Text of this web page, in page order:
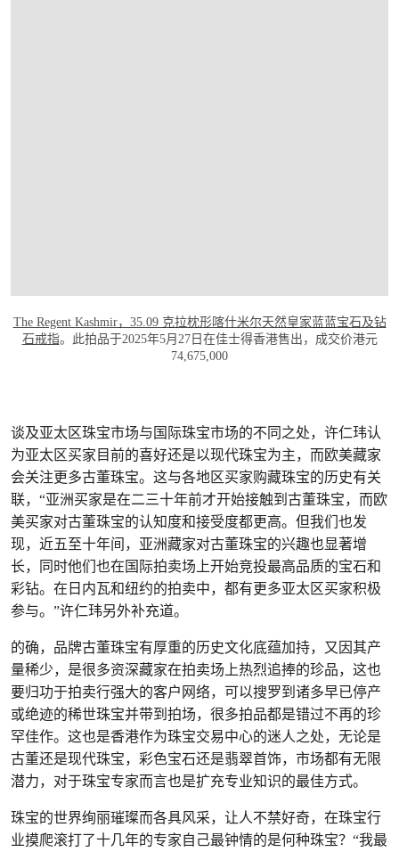
The Regent Kashmir，35.09 克拉枕形喀什米尔天然皇家蓝蓝宝石及钻
石戒指。此拍品于2025年5月27日在佳士得香港售出，成交价港元
74,675,000
谈及亚太区珠宝市场与国际珠宝市场的不同之处，许仁玮认
为亚太区买家目前的喜好还是以现代珠宝为主，而欧美藏家
会关注更多古董珠宝。这与各地区买家购藏珠宝的历史有关
联，“亚洲买家是在二三十年前才开始接触到古董珠宝，而欧
美买家对古董珠宝的认知度和接受度都更高。但我们也发
现，近五至十年间，亚洲藏家对古董珠宝的兴趣也显著增
长，同时他们也在国际拍卖场上开始竞投最高品质的宝石和
彩钻。在日内瓦和纽约的拍卖中，都有更多亚太区买家积极
参与。”许仁玮另外补充道。
的确，品牌古董珠宝有厚重的历史文化底蕴加持，又因其产
量稀少，是很多资深藏家在拍卖场上热烈追捧的珍品，这也
要归功于拍卖行强大的客户网络，可以搜罗到诸多早已停产
或绝迹的稀世珠宝并带到拍场，很多拍品都是错过不再的珍
罕佳作。这也是香港作为珠宝交易中心的迷人之处，无论是
古董还是现代珠宝，彩色宝石还是翡翠首饰，市场都有无限
潜力，对于珠宝专家而言也是扩充专业知识的最佳方式。
珠宝的世界绚丽璀璨而各具风采，让人不禁好奇，在珠宝行
业摸爬滚打了十几年的专家自己最钟情的是何种珠宝？“我最